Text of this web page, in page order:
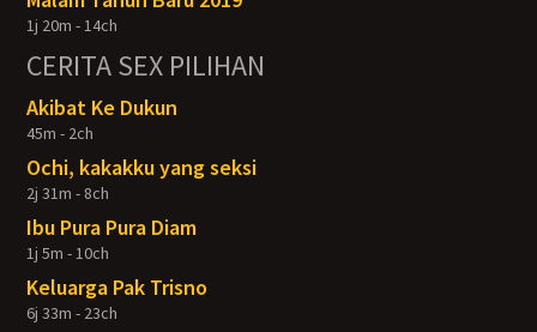
1j 20m - 14ch
CERITA SEX PILIHAN
Akibat Ke Dukun
45m - 2ch
Ochi, kakakku yang seksi
2j 31m - 8ch
Ibu Pura Pura Diam
1j 5m - 10ch
Keluarga Pak Trisno
6j 33m - 23ch